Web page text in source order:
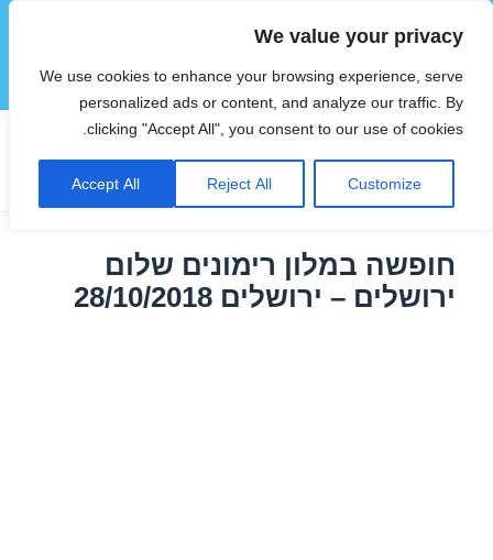
We value your privacy
We use cookies to enhance your browsing experience, serve
personalized ads or content, and analyze our traffic. By
clicking "Accept All", you consent to our use of cookies.
Customize
Reject All
Accept All
הוטצימר
תפריטים
ווידג'טים
תגית:מלונות בירושלים באוקטובר
חופשה במלון רימונים שלום
ירושלים – ירושלים 28/10/2018